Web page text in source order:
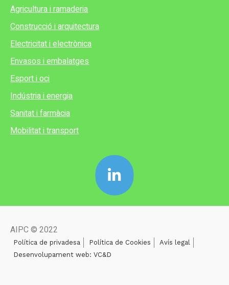
Agricultura i ramaderia
Construcció i arquitectura
Electricitat i electrònica
Envasos i embalatges
Esport i oci
Indústria i energia
Sanitat i farmàcia
Mobilitat i transport
AIPC © 2022
Política de privadesa Política de Cookies
Avís legal
Desenvolupament web: VC&D